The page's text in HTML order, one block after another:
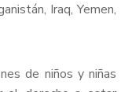
Iraq, Yemen,
de niños y niñas